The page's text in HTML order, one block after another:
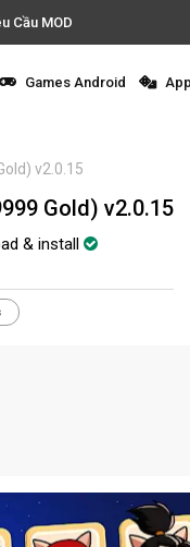
Cầu MOD
Games Android
(9999 Gold) v2.0.15
Survivor (9999 Gold) v2.0.15
& install